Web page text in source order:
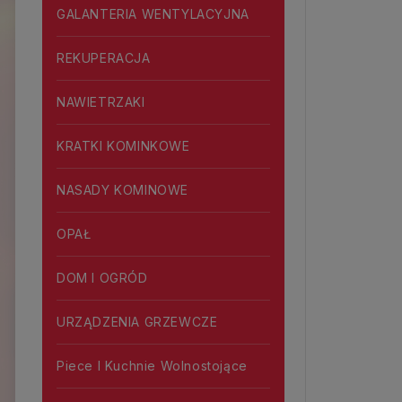
GALANTERIA WENTYLACYJNA
REKUPERACJA
NAWIETRZAKI
KRATKI KOMINKOWE
NASADY KOMINOWE
OPAŁ
DOM I OGRÓD
URZĄDZENIA GRZEWCZE
Piece I Kuchnie Wolnostojące